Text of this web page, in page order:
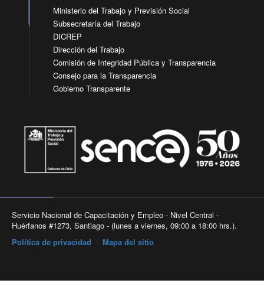
Ministerio del Trabajo y Previsión Social
Subsecretaría del Trabajo
DICREP
Dirección del Trabajo
Comisión de Integridad Pública y Transparencia
Consejo para la Transparencia
Gobierno Transparente
Servicio Nacional de Capacitación y Empleo - Nivel Central -
Huérfanos #1273, Santiago - (lunes a viernes, 09:00 a 18:00 hrs.).
Política de privacidad
Mapa del sitio